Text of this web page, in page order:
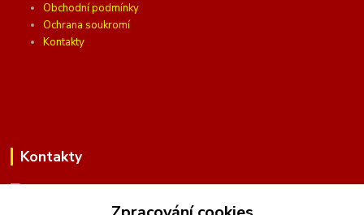
Obchodní podmínky
Ochrana soukromí
Kontakty
Kontakty
(Po-Pá, 10 - 16 hod.)